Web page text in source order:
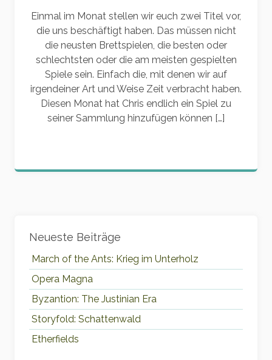
Einmal im Monat stellen wir euch zwei Titel vor,
die uns beschäftigt haben. Das müssen nicht
die neusten Brettspielen, die besten oder
schlechtsten oder die am meisten gespielten
Spiele sein. Einfach die, mit denen wir auf
irgendeiner Art und Weise Zeit verbracht haben.
Diesen Monat hat Chris endlich ein Spiel zu
seiner Sammlung hinzufügen können […]
Neueste Beiträge
March of the Ants: Krieg im Unterholz
Opera Magna
Byzantion: The Justinian Era
Storyfold: Schattenwald
Etherfields